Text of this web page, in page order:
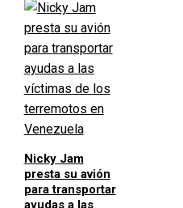
Nicky Jam
presta su avión
para transportar
ayudas a las